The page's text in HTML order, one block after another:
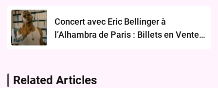
Concert avec Eric Bellinger à
l’Alhambra de Paris : Billets en Vente
Related Articles